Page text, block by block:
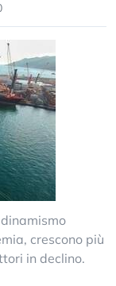
crescono più
in declino.